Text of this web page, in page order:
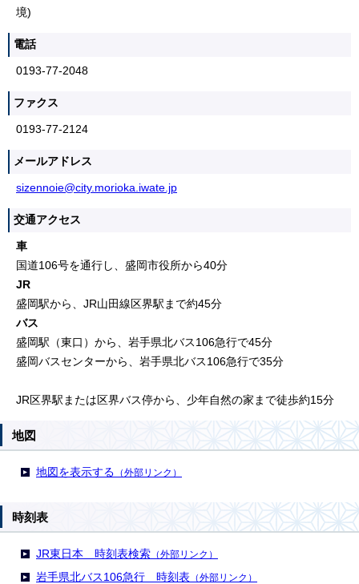
境)
電話
0193-77-2048
ファクス
0193-77-2124
メールアドレス
sizennoie@city.morioka.iwate.jp
交通アクセス
車
国道106号を通行し、盛岡市役所から40分
JR
盛岡駅から、JR山田線区界駅まで約45分
バス
盛岡駅（東口）から、岩手県北バス106急行で45分
盛岡バスセンターから、岩手県北バス106急行で35分
JR区界駅または区界バス停から、少年自然の家まで徒歩約15分
地図
地図を表示する （外部リンク）
時刻表
JR東日本 時刻表検索 （外部リンク）
岩手県北バス106急行 時刻表 （外部リンク）